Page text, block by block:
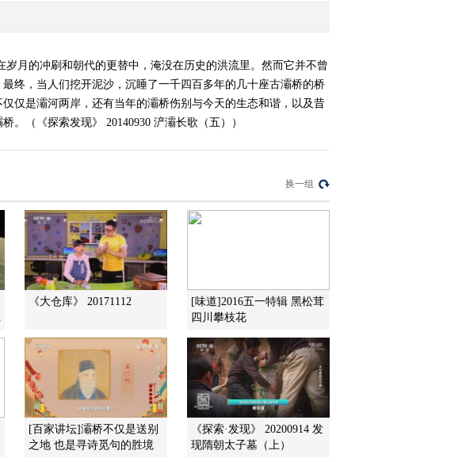
月的冲刷和朝代的更替中，淹没在历史的洪流里。然而它并不曾
终，当人们挖开泥沙，沉睡了一千四百多年的几十座古灞桥的桥
仅是灞河两岸，还有当年的灞桥伤别与今天的生态和谐，以及昔
。（《探索发现》 20140930 浐灞长歌（五））
换一组
《大仓库》 20171112
[味道]2016五一特辑 黑松茸
四川攀枝花
[百家讲坛]灞桥不仅是送别
之地 也是寻诗觅句的胜境
《探索·发现》 20200914 发
现隋朝太子墓（上）